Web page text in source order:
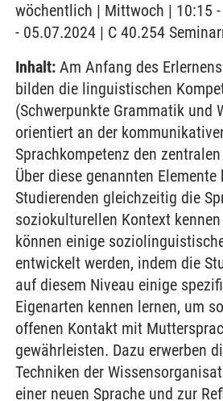
wöchentlich | Mittwoch | 10:15
- 05.07.2024 | C 40.254
Inhalt: Am Anfang des
bilden die linguistischen
(Schwerpunkte Grammatik und
orientiert an der
Sprachkompetenz den
Über diese genannten
Studierenden gleichzeitig die
soziokulturellen Kontext
können einige
entwickelt werden, indem die
auf diesem Niveau einige
Eigenarten kennen lernen, um
offenen Kontakt mit
gewährleisten. Dazu erwerben
Techniken der
einer neuen Sprache und zur